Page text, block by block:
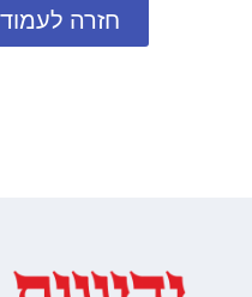
חזרה